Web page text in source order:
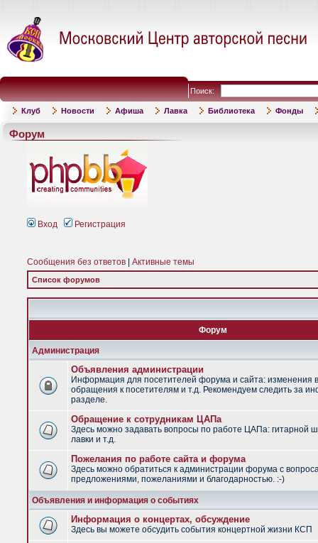
Поиск:
Клуб Новости Афиша Лавка Библиотека Фонды
Форум
Вход Регистрация
Сообщения без ответов Активные темы
Список форумов
Форум
Администрация
Объявления администрации
Информация для посетителей форума и сайта: изменения
обращения к посетителям и т.д. Рекомендуем следить за
разделе.
Обращение к сотрудникам ЦАПа
Здесь можно задавать вопросы по работе ЦАПа: гитарной
лавки и т.д.
Пожелания по работе сайта и форума
Здесь можно обратиться к администрации форума с
предложениями, пожеланиями и благодарностью. :-)
Объявления и информация о событиях
Информация о концертах, обсуждение
Здесь вы можете обсудить события концертной жизни КСП